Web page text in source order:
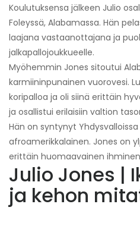
Koulutuksensa jälkeen Julio
Foleyssä, Alabamassa. Hän
laajana vastaanottajana ja
jalkapallojoukkueelle.
Myöhemmin Jones sitoutui
karmiininpunainen vuorovesi.
koripalloa ja oli siinä erittäin
ja osallistui erilaisiin valtion
Hän on syntynyt
afroamerikkalainen. Jones on
erittäin huomaavainen
Julio Jones |
ja kehon